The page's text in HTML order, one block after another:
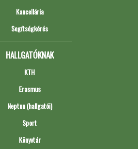
Kancellária
Segítségkérés
HALLGATÓKNAK
KTH
Erasmus
Neptun (hallgatói)
Sport
Könyvtár